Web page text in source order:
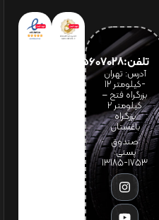
تلفن:65607028(021)
آدرس: تهران
-کیلومتر 12
بزرگراه فتح –
کیلومتر ۲
بزرگراه
باغستان
صندوق
پستی:
1753-13185